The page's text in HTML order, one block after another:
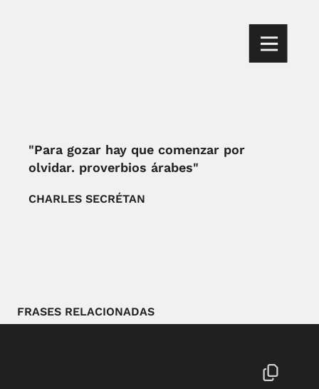
"Para gozar hay que comenzar por
olvidar. proverbios árabes"
CHARLES SECRÉTAN
FRASES RELACIONADAS